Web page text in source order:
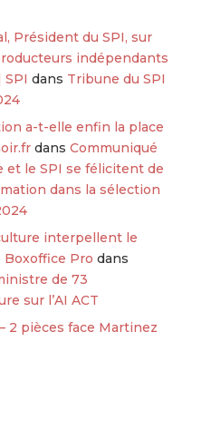
Président du SPI, sur
indépendants
SPI dans Tribune du SPI
a-t-elle enfin la place
dans Communiqué
et le SPI se félicitent de
dans la sélection
interpellent le
Boxoffice Pro dans
de 73
sur l’AI ACT
2 pièces face Martinez